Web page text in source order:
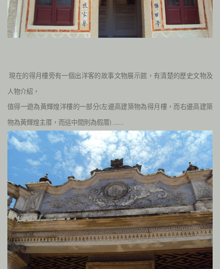
現在的得月樓旁有一個出洋客的故事文物展示館，有清楚的歷史文物及
人物介紹，
值得一遊為黃輝煌洋樓的一部分(左邊高建築物為得月樓，而右邊高建築
物為黃輝煌主厝，而這中間則為假厝) …….